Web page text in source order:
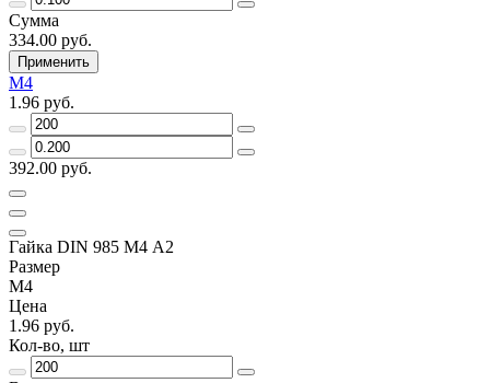
Сумма
334.00 руб.
Применить
М4
1.96 руб.
392.00 руб.
Гайка DIN 985 М4 А2
Размер
М4
Цена
1.96 руб.
Кол-во, шт